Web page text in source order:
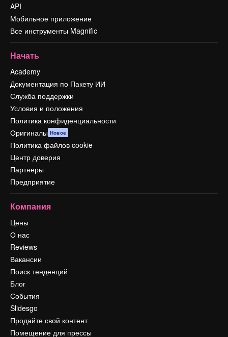
API
Мобильное приложение
Все инструменты Magnific
Начать
Academy
Документация по Пакету ИИ
Служба поддержки
Условия и положения
Политика конфиденциальности
Оригиналы Новое
Политика файлов cookie
Центр доверия
Партнеры
Предприятие
Компания
Цены
О нас
Reviews
Вакансии
Поиск тенденций
Блог
События
Slidesgo
Продайте свой контент
Помещение для прессы